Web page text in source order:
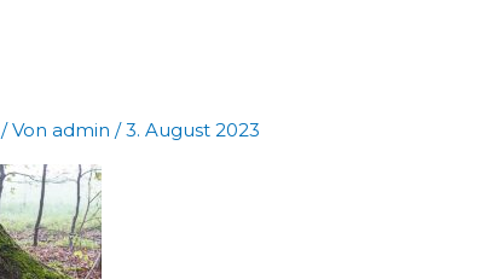
/ Vonadmin/3. August 2023